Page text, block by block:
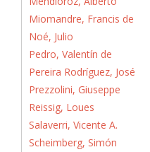
Miomandre, Francis de
Noé, Julio
Pedro, Valentín de
Pereira Rodríguez, José
Prezzolini, Giuseppe
Reissig, Loues
Salaverri, Vicente A.
Scheimberg, Simón